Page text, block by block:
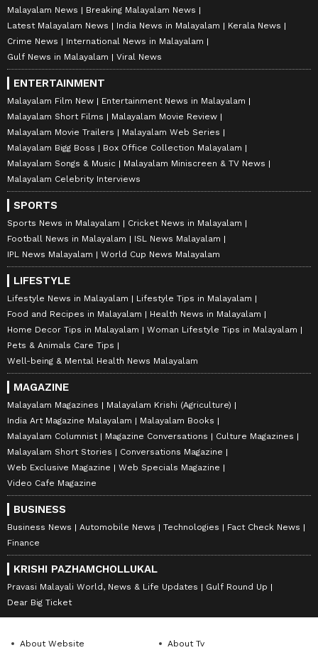
Malayalam News
Breaking Malayalam News
Latest Malayalam News
India News in Malayalam
Kerala News
Crime News
International News in Malayalam
Gulf News in Malayalam
Viral News
ENTERTAINMENT
Malayalam Film New
Entertainment News in Malayalam
Malayalam Short Films
Malayalam Movie Review
Malayalam Movie Trailers
Malayalam Web Series
Malayalam Bigg Boss
Box Office Collection Malayalam
Malayalam Songs & Music
Malayalam Miniscreen & TV News
Malayalam Celebrity Interviews
SPORTS
Sports News in Malayalam
Cricket News in Malayalam
Football News in Malayalam
ISL News Malayalam
IPL News Malayalam
World Cup News Malayalam
LIFESTYLE
Lifestyle News in Malayalam
Lifestyle Tips in Malayalam
Food and Recipes in Malayalam
Health News in Malayalam
Home Decor Tips in Malayalam
Woman Lifestyle Tips in Malayalam
Pets & Animals Care Tips
Well-being & Mental Health News Malayalam
MAGAZINE
Malayalam Magazines
Malayalam Krishi (Agriculture)
India Art Magazine Malayalam
Malayalam Books
Malayalam Columnist
Magazine Conversations
Culture Magazines
Malayalam Short Stories
Conversations Magazine
Web Exclusive Magazine
Web Specials Magazine
Video Cafe Magazine
BUSINESS
Business News Automobile News Technologies
Fact Check News
Finance
KRISHI PAZHAMCHOLLUKAL
Pravasi Malayali World, News & Life Updates
Gulf Round Up
Dear Big Ticket
About Website About Tv